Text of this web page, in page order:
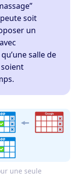
soit
un
salle de
une seule